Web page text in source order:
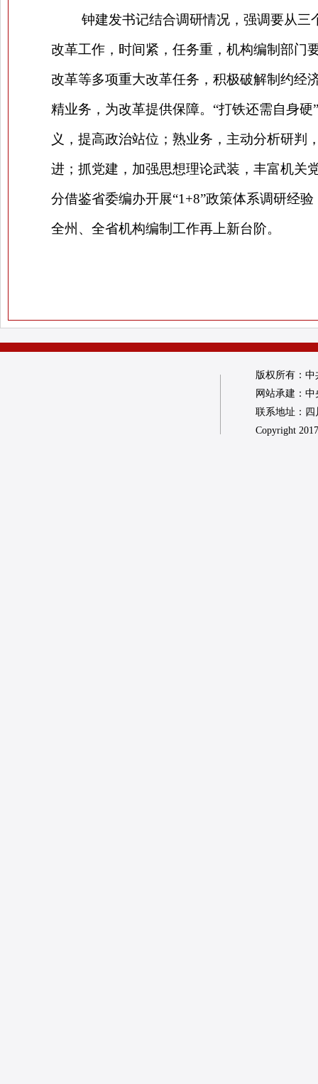
钟建发书记结合调研情况，强调要从
改革工作，时间紧，任务重，机构编制部门
改革等多项重大改革任务，积极破解制约经
精业务，为改革提供保障。“打铁还需自身
义，提高政治站位；熟业务，主动分析研判
进；抓党建，加强思想理论武装，丰富机关
分借鉴省委编办开展“1+8”政策体系调研经
全州、全省机构编制工作再上新台阶。
版权所有：
网站承建：
联系地址：四
Copyright